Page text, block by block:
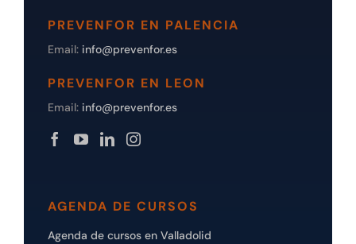
PREVENFOR EN PALENCIA
Email: info@prevenfor.es
PREVENFOR EN LEON
Email: info@prevenfor.es
AGENDA DE CURSOS
Agenda de cursos en Valladolid